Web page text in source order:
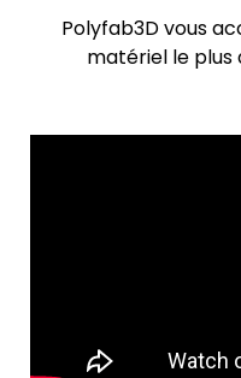
Polyfab3D vous
matériel le